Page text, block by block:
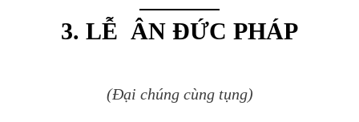
3. LỄ ÂN ĐỨC PHÁP
(Đại chúng cùng tụng)